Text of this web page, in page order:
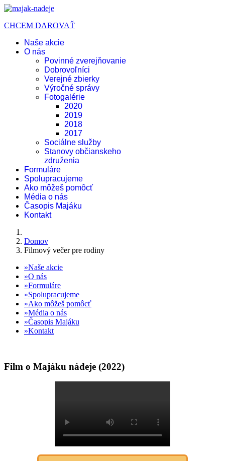
CHCEM DAROVAŤ
Naše akcie
O nás
Povinné zverejňovanie
Dobrovoľníci
Verejné zbierky
Výročné správy
Fotogalérie
2020
2019
2018
2017
Sociálne služby
Stanovy občianskeho
združenia
Formuláre
Spolupracujeme
Ako môžeš pomôcť
Média o nás
Časopis Majáku
Kontakt
Domov
Filmový večer pre rodiny
Naše akcie
O nás
Formuláre
Spolupracujeme
Ako môžeš pomôcť
Média o nás
Časopis Majáku
Kontakt
Film o Majáku nádeje (2022)